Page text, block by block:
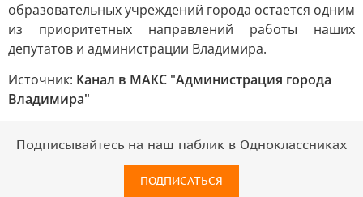
образовательных учреждений города остается одним
из приоритетных направлений работы наших
депутатов и администрации Владимира.
Источник: Канал в МАКС "Администрация города
Владимира"
Подписывайтесь на наш паблик в Одноклассниках
ПОДПИСАТЬСЯ